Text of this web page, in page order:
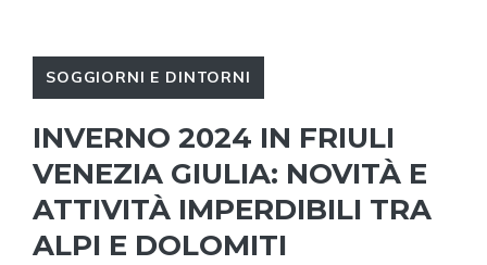
SOGGIORNI E DINTORNI
INVERNO 2024 IN FRIULI
VENEZIA GIULIA: NOVITÀ E
ATTIVITÀ IMPERDIBILI TRA
ALPI E DOLOMITI